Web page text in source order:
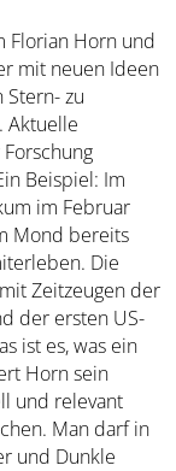
Florian Horn und
mit neuen Ideen
zu
Aktuelle
Beispiel: Im
im Februar
Mond bereits
Die
Zeitzeugen der
der ersten US-
ist es, was ein
Horn sein
und relevant
Man darf in
und Dunkle